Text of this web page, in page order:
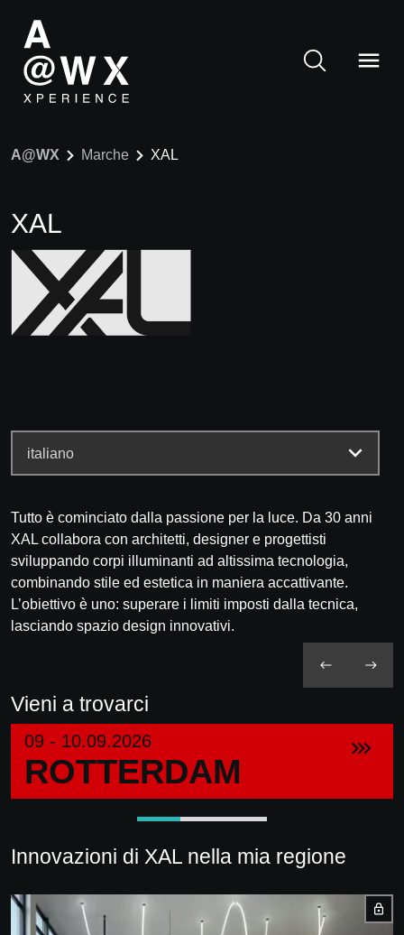
A@WX Marche XAL
XAL
Tutto è cominciato dalla passione per la luce. Da 30 anni
XAL collabora con architetti, designer e progettisti
sviluppando corpi illuminanti ad altissima tecnologia,
combinando stile ed estetica in maniera accattivante.
L’obiettivo è uno: superare i limiti imposti dalla tecnica,
lasciando spazio design innovativi.
Vieni a trovarci
09 - 10.09.2026
ROTTERDAM
Innovazioni di XAL nella mia regione